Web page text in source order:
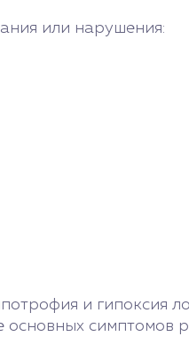
или нарушения:
и гипоксия
симптомов